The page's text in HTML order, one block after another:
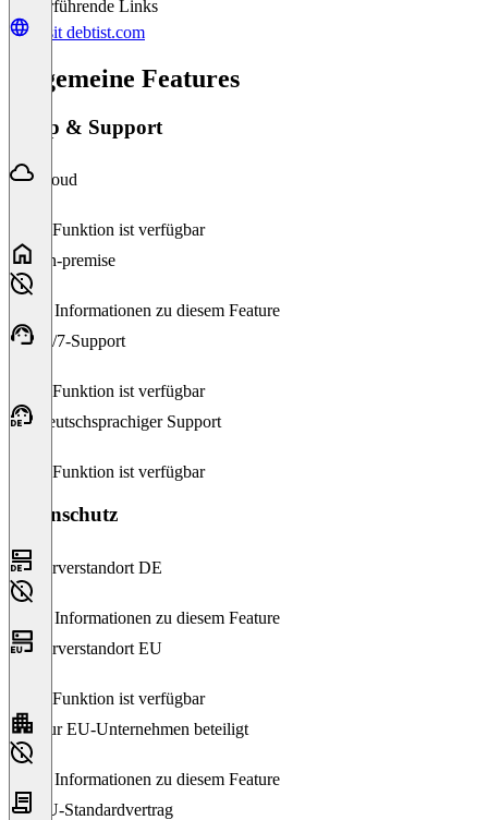
Weiterführende Links
Visit debtist.com
Allgemeine Features
Setup & Support
Cloud
Diese Funktion ist verfügbar
On-premise
Keine Informationen zu diesem Feature
24/7-Support
Diese Funktion ist verfügbar
Deutschsprachiger Support
Diese Funktion ist verfügbar
Datenschutz
Serverstandort DE
Keine Informationen zu diesem Feature
Serverstandort EU
Diese Funktion ist verfügbar
Nur EU-Unternehmen beteiligt
Keine Informationen zu diesem Feature
EU-Standardvertrag